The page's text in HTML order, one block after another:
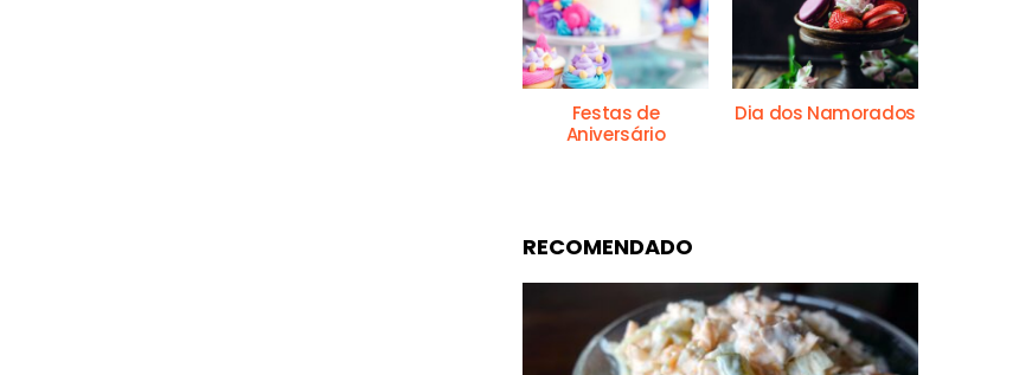
Festas de
Aniversário
Dia dos Namorados
RECOMENDADO